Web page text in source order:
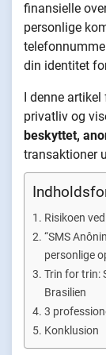
finansielle
personlige
din identitet
I denne
privatliv og
beskyttet,
transaktioner
Risikoen
“SMS
personlige
Trin for trin:
Brasilien
3
Konklusion